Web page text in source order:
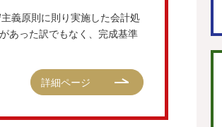
義原則に則り実施した会計処
あった訳でもなく、完成基準
詳細ページ